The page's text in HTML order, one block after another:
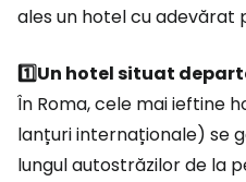
ales un hotel cu adevărat
1️⃣Un hotel situat
În Roma, cele mai ieftine
lanțuri internaționale) se
lungul autostrăzilor de la